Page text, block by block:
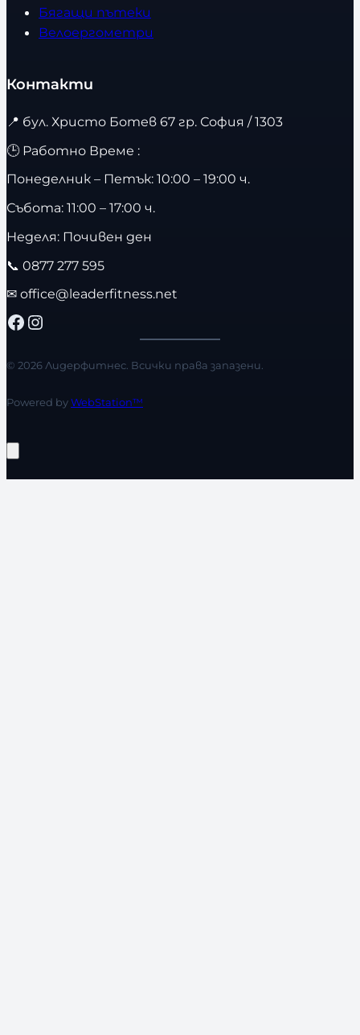
Бягащи пътеки
Велоергометри
Контакти
📍 бул. Христо Ботев 67 гр. София / 1303
🕒 Работно Време :
Понеделник – Петък: 10:00 – 19:00 ч.
Събота: 11:00 – 17:00 ч.
Неделя: Почивен ден
📞 0877 277 595
✉ office@leaderfitness.net
Facebook Instagram
© 2026 Лидерфитнес. Всички права запазени.
Powered byWebStation™